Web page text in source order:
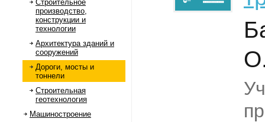
Строительное
производство,
конструкции и
технологии
Архитектура зданий и
сооружений
Дороги, мосты и
тоннели
Строительная
геотехнология
Машиностроение